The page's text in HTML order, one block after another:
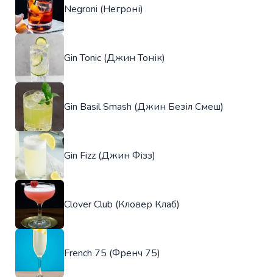
Negroni (Негроні)
Gin Tonic (Джин Тонік)
Gin Basil Smash (Джин Безіл Смеш)
Gin Fizz (Джин Фізз)
Clover Club (Кловер Клаб)
French 75 (Френч 75)